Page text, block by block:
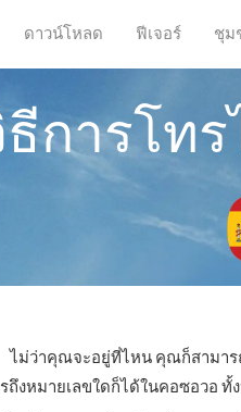
ดาวน์โหลด ฟีเจอร์ ชุม
การโท
ไม่ว่าคุณจะอยู่ที่ไหน คุณก็สามาร
งหมายเลขใดก็ได้ในคอซอวอ ทั้